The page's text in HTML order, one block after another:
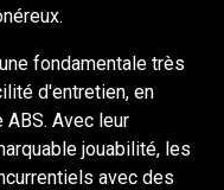
fondamentale très
d'entretien, en
Avec leur
jouabilité, les
avec des